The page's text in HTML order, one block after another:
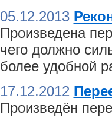
05.12.2013
Произведена
чего должно
более удобной
17.12.2012
Произведён